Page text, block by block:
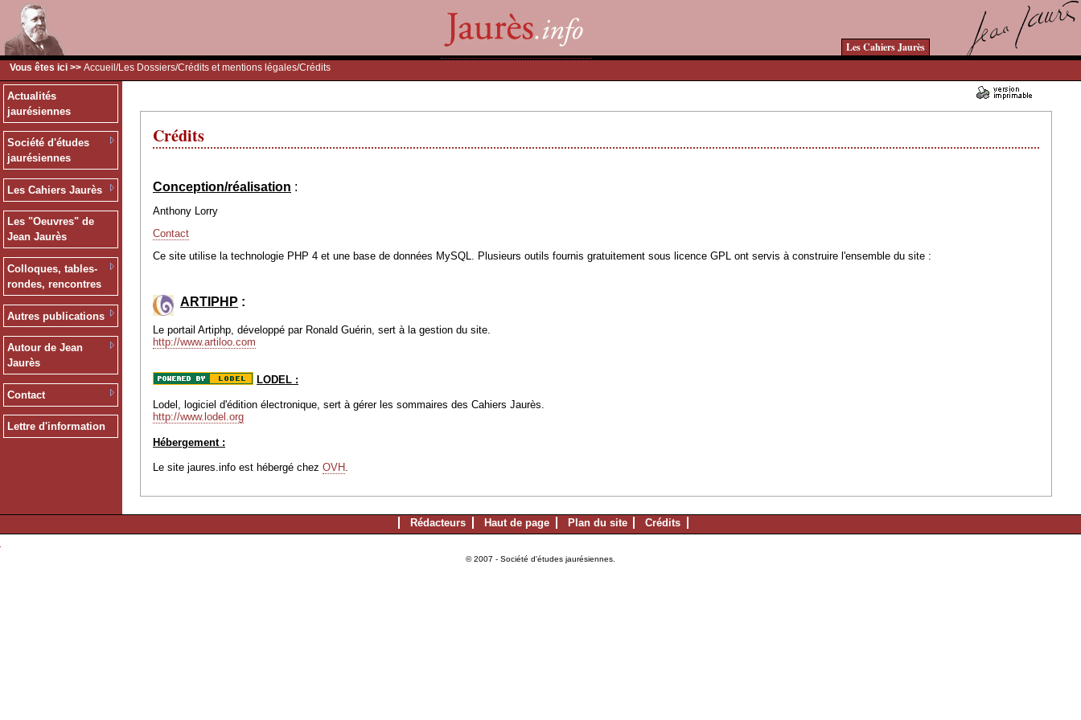
Les Cahiers Jaurès
Vous êtes ici >> Accueil /Les Dossiers/Crédits et mentions légales/Crédits
Actualités
jaurésiennes
Société d'études
jaurésiennes
Les Cahiers Jaurès
Les "Oeuvres" de
Jean Jaurès
Colloques, tables-
rondes, rencontres
Autres publications
Autour de Jean
Jaurès
Contact
Lettre d'information
Crédits
Conception/réalisation :
Anthony Lorry
Contact
Ce site utilise la technologie PHP 4 et une base de données MySQL. Plusieurs outils fournis gratuitement sous licence GPL ont servis à construire l'ensemble du site :
ARTIPHP :
Le portail Artiphp, développé par Ronald Guérin, sert à la gestion du site.
http://www.artiloo.com
LODEL :
Lodel, logiciel d'édition électronique, sert à gérer les sommaires des Cahiers Jaurès.
http://www.lodel.org
Hébergement :
Le site jaures.info est hébergé chez OVH
Rédacteurs Haut de page Plan du site Crédits
© 2007 - Société d'études jaurésiennes.